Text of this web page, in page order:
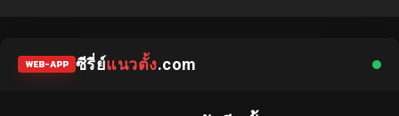
WEB-APP ซีรี่ย์แนวตั้ง.com